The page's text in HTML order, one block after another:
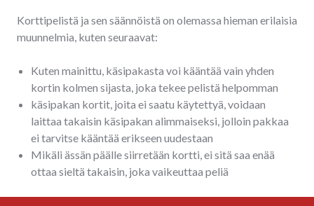
Korttipelistä ja sen säännöistä on olemassa hieman erilaisia
muunnelmia, kuten seuraavat:
Kuten mainittu, käsipakasta voi kääntää vain yhden
kortin kolmen sijasta, joka tekee pelistä helpomman
käsipakan kortit, joita ei saatu käytettyä, voidaan
laittaa takaisin käsipakan alimmaiseksi, jolloin pakkaa
ei tarvitse kääntää erikseen uudestaan
Mikäli ässän päälle siirretään kortti, ei sitä saa enää
ottaa sieltä takaisin, joka vaikeuttaa peliä